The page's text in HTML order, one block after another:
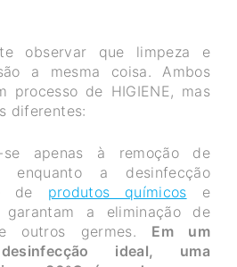
observar que limpeza e
a mesma coisa. Ambos
processo de HIGIENE, mas
diferentes:
se apenas à remoção de
enquanto a desinfecção
de produtos químicos e
garantam a eliminação de
outros germes. Em um
ideal, uma